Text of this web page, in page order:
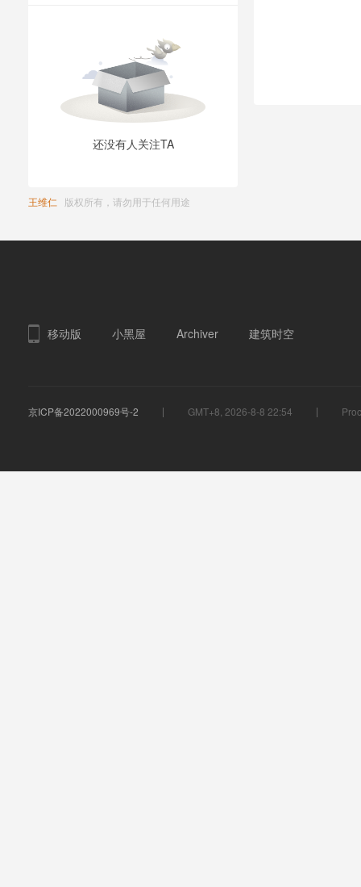
还没有人关注TA
王维仁 版权所有，请勿用于任何用途
移动版 小黑屋 Archiver 建筑时空
京ICP备2022000969号-2 GMT+8, 2026-8-8 22:54